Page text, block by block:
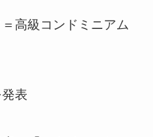
高級コンドミニアム
表